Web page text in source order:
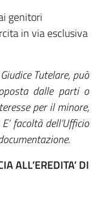
genitori
in via esclusiva
Tutelare, può
dalle parti o
per il minore,
facoltà dell’Ufficio
ALL’EREDITA’ DI